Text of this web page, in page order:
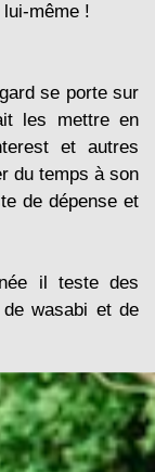
même !
se porte sur
les mettre en
et autres
du temps à son
de dépense et
il teste des
wasabi et de